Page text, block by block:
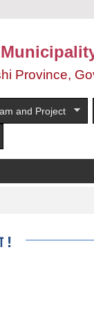
Province,
and Project
!